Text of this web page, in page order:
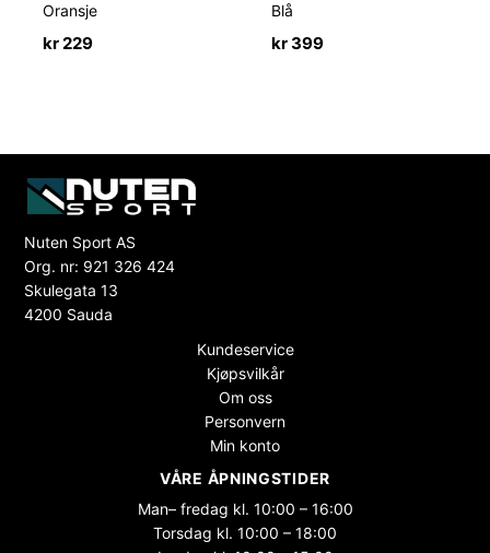
Oransje
kr229
Blå
kr399
Nuten Sport AS
Org. nr: 921 326 424
Skulegata 13
4200 Sauda
Kundeservice
Kjøpsvilkår
Om oss
Personvern
Min konto
VÅRE ÅPNINGSTIDER
Man– fredag kl. 10:00 – 16:00
Torsdag kl. 10:00 – 18:00